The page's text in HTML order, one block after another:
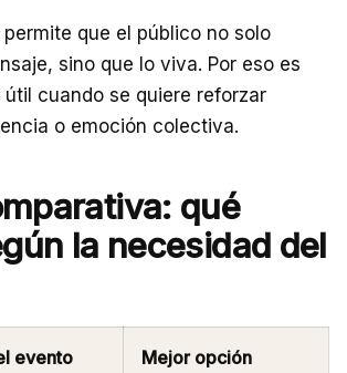
que el público no solo
sino que lo viva. Por eso es
cuando se quiere reforzar
o emoción colectiva.
qué
la necesidad del
evento Mejor opción